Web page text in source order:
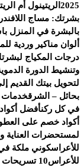
2025 الريتينول أم
بشرتك: مساج
بالبشرة في المنزل
ألوان مناكير وردية
درجات المكياج
وتنشيط الدورة
لتحويل بيتك القديم
بحائل – الشرقخدمات
في كل ركنأفضل
أكواد خصم على
لمستحضرات العناية
للأعراسكوني ملكة
للأعراس10 تسريحات شعر عروس كيرلي أنيقة بالصور